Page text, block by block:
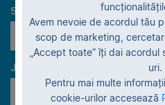
Stadiu garanție
Judeţe
Toate judeţele
Avem nevoie de acordul tău
scop de marketing,
„Accept toate” îți dai
uri.
Pentru mai multe
cookie-urilor accesează